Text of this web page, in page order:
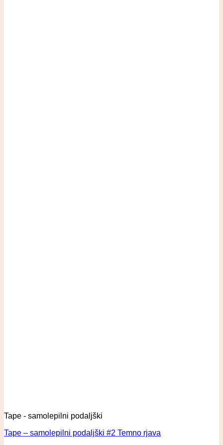
Tape - samolepilni podaljški
Tape – samolepilni podaljški #2 Temno rjava